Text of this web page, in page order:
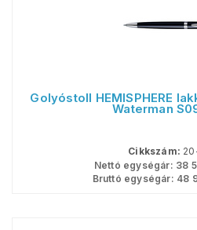
Golyóstoll HEMISPHERE
Waterman
Cikkszám:
Nettó egységár: 38
Bruttó egységár: 48